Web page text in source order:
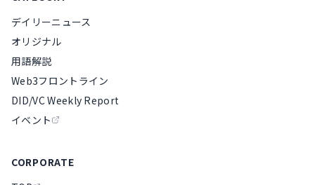
デイリーニュース
オリジナル
用語解説
Web3フロントライン
DID/VC Weekly Report
イベント
CORPORATE